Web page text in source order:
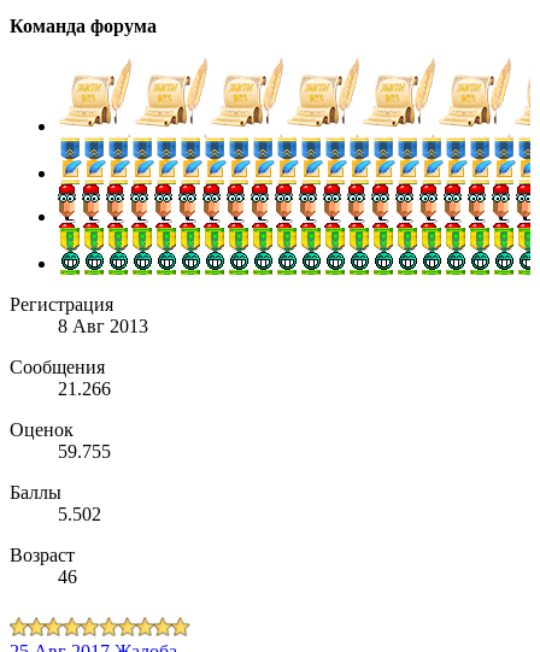
Команда форума
Регистрация
8 Авг 2013
Сообщения
21.266
Оценок
59.755
Баллы
5.502
Возраст
46